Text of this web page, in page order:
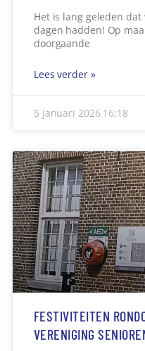
Het is lang geleden
dagen hadden! Op
doorgaande
Lees verder »
5 januari 2026 16:18
FESTIVITEITEN
VERENIGING